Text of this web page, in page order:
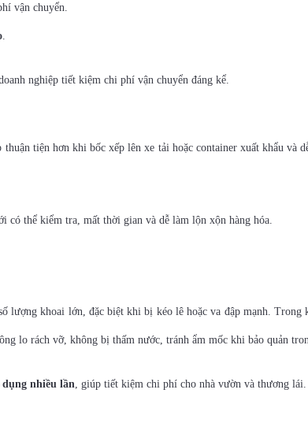
vận chuyển.
nghiệp tiết kiệm chi phí vận chuyển đáng kể.
tiện hơn khi bốc xếp lên xe tải hoặc container xuất khẩu và
thể kiểm tra, mất thời gian và dễ làm lộn xộn hàng hóa.
lượng khoai lớn, đặc biệt khi bị kéo lê hoặc va đập mạnh.
lo rách vỡ, không bị thấm nước, tránh ẩm mốc khi bảo quản
nhiều lần , giúp tiết kiệm chi phí cho nhà vườn và thương lái.